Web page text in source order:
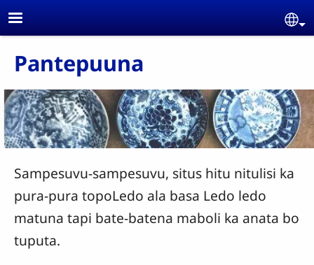
Skip to main content
Pantepuuna
Sampesuvu-sampesuvu, situs hitu nitulisi ka
pura-pura topoLedo ala basa Ledo ledo
matuna tapi bate-batena maboli ka anata bo
tuputa.